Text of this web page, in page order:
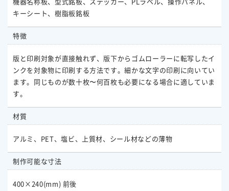
キーシート、樹脂板銘板
特徴
版と印刷対象が直接触れず、版下からゴムローラーに転写したイ
ンクを対象物に印刷する方法です。細かな文字の印刷に向いてい
ます。同じものが数十枚〜何百枚も必要になる場合に適していま
す。
材質
アルミ、PET、塩ビ、上質材、シール材などの薄物
制作可能な寸法
400×240(mm) 前後